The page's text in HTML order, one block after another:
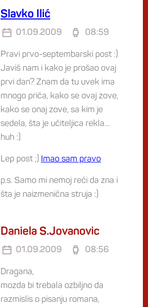
Slavko Ilić
01.09.2009 08:59
Pravi prvo-septembarski post :)
Javiš nam i kako je prošao ovaj
prvi dan? Znam da tu uvek ima
mnogo priča, kako se ovaj zove,
kako se onaj zove, sa kim je
sedela, šta je učiteljica rekla…
huh :)
Lep post ;) Imao sam pravo
p.s. Samo mi nemoj reći da zna i
šta je naizmenična struja :)
Daniela S.Jovanovic
01.09.2009 08:56
Dragana,
mozda bi trebala ozbiljno da
razmislis o pisanju romana,